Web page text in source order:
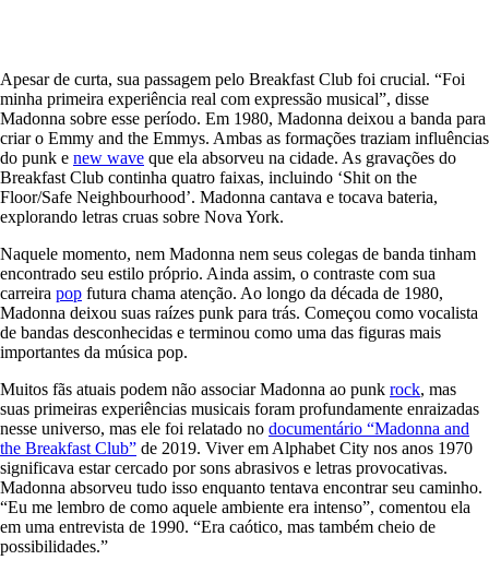
Apesar de curta, sua passagem pelo Breakfast Club foi crucial. “Foi
minha primeira experiência real com expressão musical”, disse
Madonna sobre esse período. Em 1980, Madonna deixou a banda para
criar o Emmy and the Emmys. Ambas as formações traziam influências
do punk e new wave que ela absorveu na cidade. As gravações do
Breakfast Club continha quatro faixas, incluindo ‘Shit on the
Floor/Safe Neighbourhood’. Madonna cantava e tocava bateria,
explorando letras cruas sobre Nova York.
Naquele momento, nem Madonna nem seus colegas de banda tinham
encontrado seu estilo próprio. Ainda assim, o contraste com sua
carreira pop futura chama atenção. Ao longo da década de 1980,
Madonna deixou suas raízes punk para trás. Começou como vocalista
de bandas desconhecidas e terminou como uma das figuras mais
importantes da música pop.
Muitos fãs atuais podem não associar Madonna ao punk rock, mas
suas primeiras experiências musicais foram profundamente enraizadas
nesse universo, mas ele foi relatado no documentário “Madonna and
the Breakfast Club” de 2019. Viver em Alphabet City nos anos 1970
significava estar cercado por sons abrasivos e letras provocativas.
Madonna absorveu tudo isso enquanto tentava encontrar seu caminho.
“Eu me lembro de como aquele ambiente era intenso”, comentou ela
em uma entrevista de 1990. “Era caótico, mas também cheio de
possibilidades.”